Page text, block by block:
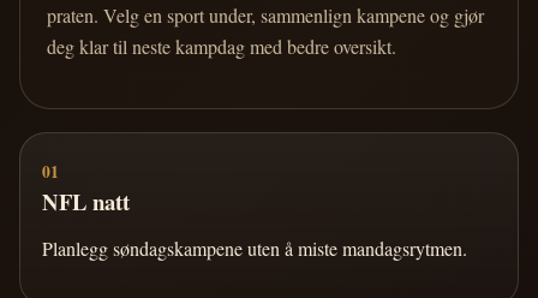
praten. Velg en sport under, sammenlign kampene og gjør
deg klar til neste kampdag med bedre oversikt.
01
NFL natt
Planlegg søndagskampene uten å miste mandagsrytmen.